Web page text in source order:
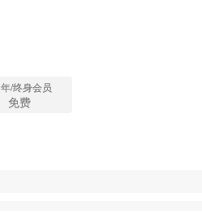
年/终身会员
免费